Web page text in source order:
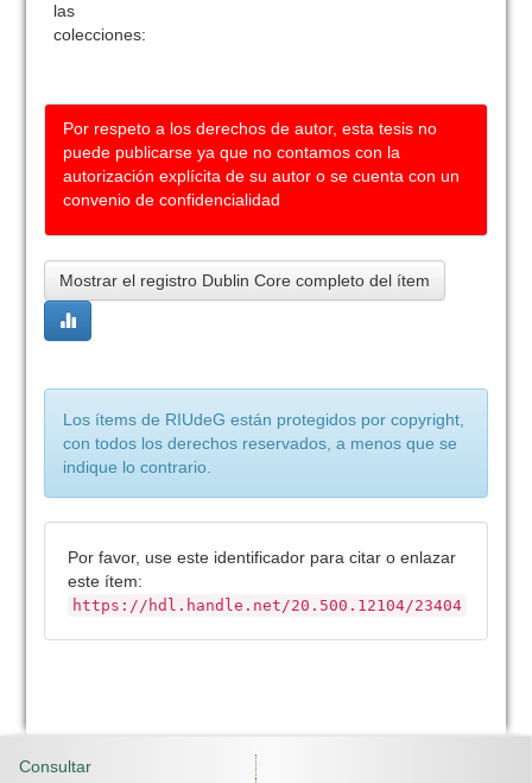
las
colecciones:
Por respeto a los derechos de autor, esta tesis no
puede publicarse ya que no contamos con la
autorización explícita de su autor o se cuenta con un
convenio de confidencialidad
Mostrar el registro Dublin Core completo del ítem
Los ítems de RIUdeG están protegidos por copyright,
con todos los derechos reservados, a menos que se
indique lo contrario.
Por favor, use este identificador para citar o enlazar
este ítem:
https://hdl.handle.net/20.500.12104/23404
Consultar